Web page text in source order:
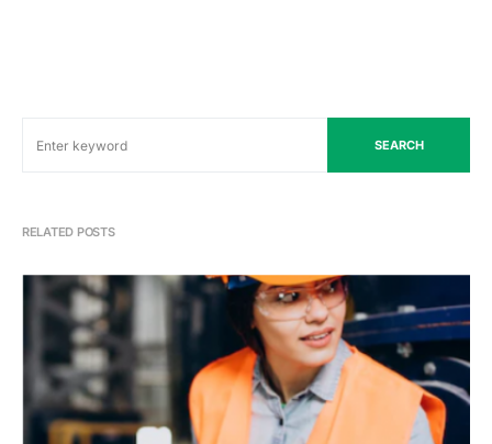
SEARCH
RELATED POSTS